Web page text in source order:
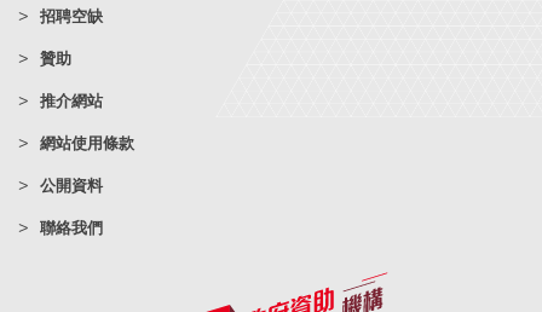
招聘空缺
贊助
推介網站
網站使用條款
公開資料
聯絡我們